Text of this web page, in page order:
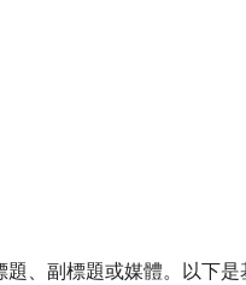
、副標題或媒體。以下是